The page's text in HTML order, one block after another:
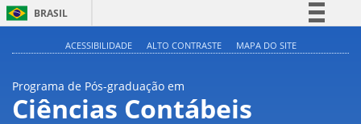
BRASIL
Acesso à informação
ACESSIBILIDADE ALTO CONTRASTE MAPA DO SITE
Programa de Pós-graduação em
Ciências Contábeis